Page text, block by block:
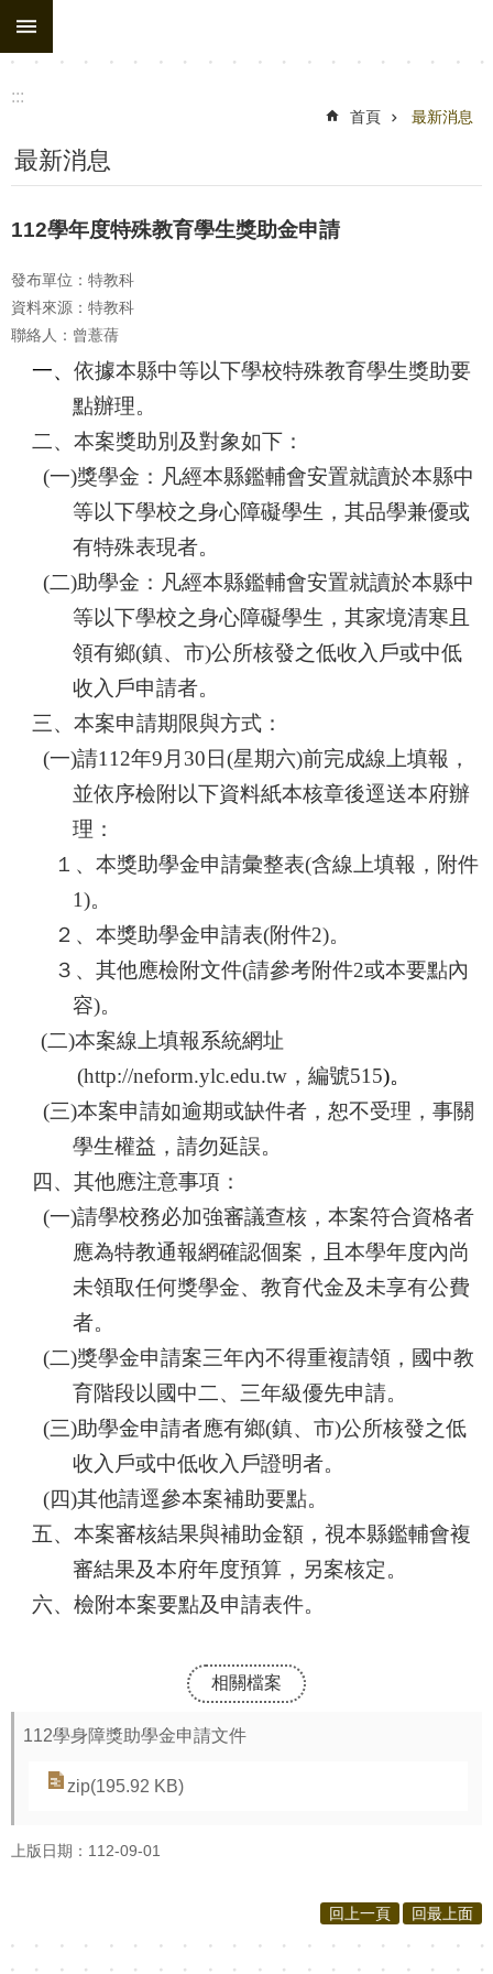
跳到主要內容區塊
:::
首頁 最新消息
最新消息
112學年度特殊教育學生獎助金申請
發布單位：特教科
資料來源：特教科
聯絡人：曾薏蒨
一、 依據本縣中等以下學校特殊教育學生獎助要
點辦理。
二、本案獎助別及對象如下：
(一)獎學金：凡經本縣鑑輔會安置就讀於本縣中
等以下學校之身心障礙學生，其品學兼優或
有特殊表現者。
(二)助學金：凡經本縣鑑輔會安置就讀於本縣中
等以下學校之身心障礙學生，其家境清寒且
領有鄉(鎮、市)公所核發之低收入戶或中低
收入戶申請者。
三、本案申請期限與方式：
(一)請112年9月30日(星期六)前完成線上填報，
並依序檢附以下資料紙本核章後逕送本府辦
理：
１、本獎助學金申請彙整表(含線上填報，附件
1)。
２、本獎助學金申請表(附件2)。
３、其他應檢附文件(請參考附件2或本要點內
容)。
(二)本案線上填報系統網址
(http://neform.ylc.edu.tw，編號515)。
(三)本案申請如逾期或缺件者，恕不受理，事關
學生權益，請勿延誤。
四、其他應注意事項：
(一)請學校務必加強審議查核，本案符合資格者
應為特教通報網確認個案，且本學年度內尚
未領取任何獎學金、教育代金及未享有公費
者。
(二)獎學金申請案三年內不得重複請領，國中教
育階段以國中二、三年級優先申請。
(三)助學金申請者應有鄉(鎮、市)公所核發之低
收入戶或中低收入戶證明者。
(四)其他請逕參本案補助要點。
五、本案審核結果與補助金額，視本縣鑑輔會複
審結果及本府年度預算，另案核定。
六、檢附本案要點及申請表件。
相關檔案
112學身障獎助學金申請文件
zip(195.92 KB)
上版日期：112-09-01
回上一頁 回最上面